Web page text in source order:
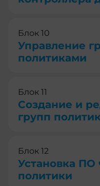
Блок 10
Управление
политиками
Блок 11
Создание и
групп политик
Блок 12
Установка ПО
политики